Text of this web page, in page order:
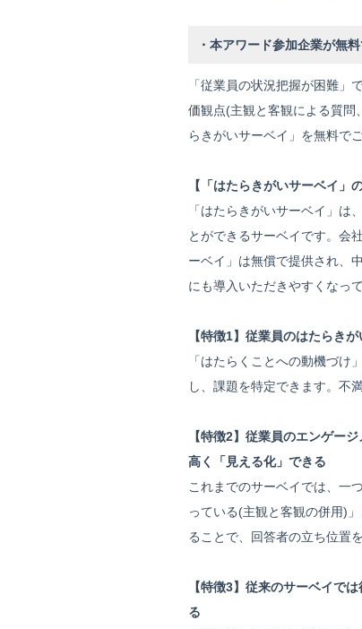
・本アワード参加企業が無
「従業員の状況把握が困難
価観点(主観と客観による質問
らきがいサーベイ」を無料で
【「はたらきがいサーベイ」
「はたらきがいサーベイ」
とができるサーベイです。会
ーベイ」は無償で提供され、
にも導入いただきやすくなっ
【特徴1】従業員のはたらき
「はたらくことへの動機づ
し、課題を特定できます。不
【特徴2】従業員のエンゲー
高く「見える化」できる
これまでのサーベイでは、一
っている(主観と客観の併用)
ることで、回答者の立ち位置
【特徴3】従来のサーベイで
る